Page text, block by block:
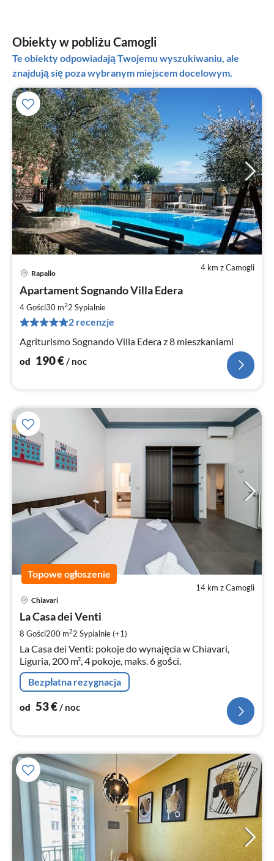
Obiekty w pobliżu Camogli
Te obiekty odpowiadają Twojemu wyszukiwaniu, ale
znajdują się poza wybranym miejscem docelowym.
4 km z Camogli
Rapallo
Apartament Sognando Villa Edera
4 Gości30 m22 Sypialnie
2 recenzje
Agriturismo Sognando Villa Edera z 8 mieszkaniami
od 190€/ noc
Topowe ogłoszenie
14 km z Camogli
Chiavari
La Casa dei Venti
8 Gości200 m22 Sypialnie (+1)
La Casa dei Venti: pokoje do wynajęcia w Chiavari,
Liguria, 200 m², 4 pokoje, maks. 6 gości.
Bezpłatna rezygnacja
od 53€/ noc